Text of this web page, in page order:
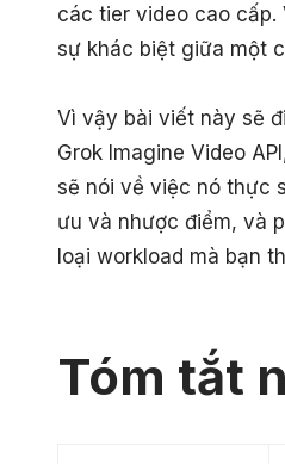
các tier video cao
sự khác biệt giữa một
Vì vậy bài viết này sẽ
Grok Imagine Video
sẽ nói về việc nó thực
ưu và nhược điểm, và
loại workload mà bạn
Tóm tắt